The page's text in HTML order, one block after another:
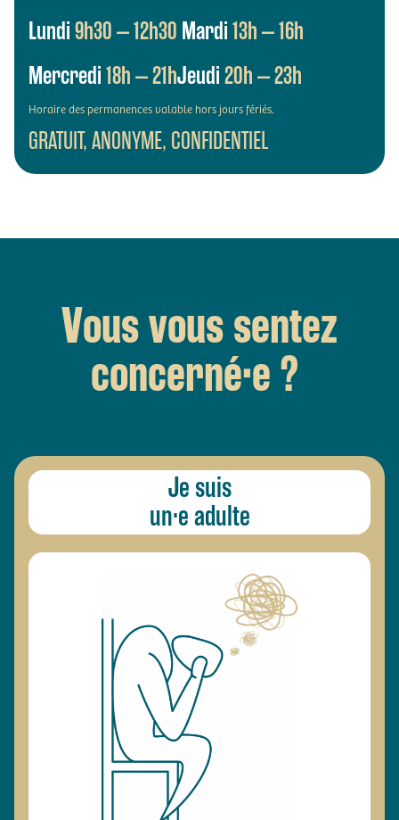
Lundi9h30 – 12h30 Mardi13h – 16h
Mercredi18h – 21hJeudi20h – 23h
Horaire des permanences valable hors jours fériés.
GRATUIT, ANONYME, CONFIDENTIEL
Vous vous sentez
concerné·e ?
Je suis
un·e adulte